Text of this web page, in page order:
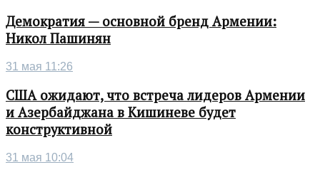
Демократия — основной бренд Армении:
Никол Пашинян
31 мая 11:26
США ожидают, что встреча лидеров Армении
и Азербайджана в Кишиневе будет
конструктивной
31 мая 10:04